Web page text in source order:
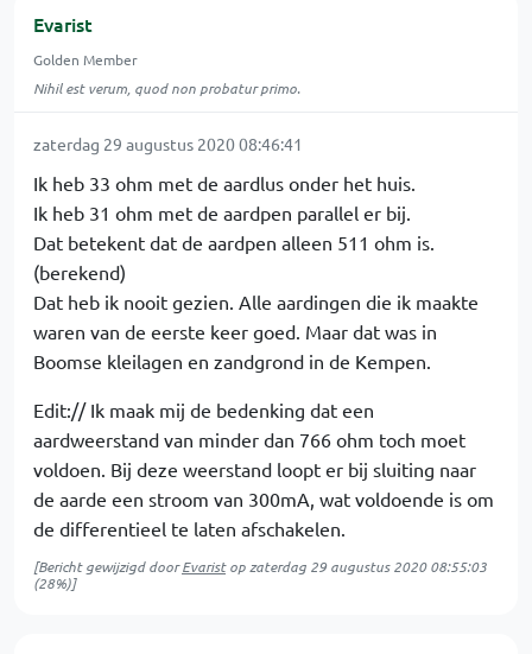
Evarist
Golden Member
Nihil est verum, quod non probatur primo.
zaterdag 29 augustus 2020 08:46:41
Ik heb 33 ohm met de aardlus onder het huis.
Ik heb 31 ohm met de aardpen parallel er bij.
Dat betekent dat de aardpen alleen 511 ohm is.
(berekend)
Dat heb ik nooit gezien. Alle aardingen die ik maakte
waren van de eerste keer goed. Maar dat was in
Boomse kleilagen en zandgrond in de Kempen.
Edit:// Ik maak mij de bedenking dat een
aardweerstand van minder dan 766 ohm toch moet
voldoen. Bij deze weerstand loopt er bij sluiting naar
de aarde een stroom van 300mA, wat voldoende is om
de differentieel te laten afschakelen.
[Bericht gewijzigd doorEvaristop zaterdag 29 augustus 2020 08:55:03
(28%)]